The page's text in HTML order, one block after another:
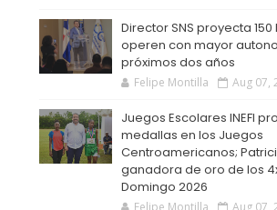
Director SNS proyecta
operen con mayor
próximos dos años
Felipe Montilla Aug 07,
Juegos Escolares INEFI
medallas en los Juegos
Centroamericanos;
ganadora de oro de los
Domingo 2026
Felipe Montilla Aug 07,